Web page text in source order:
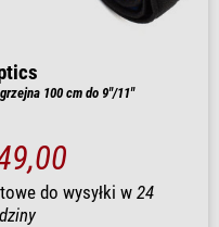
100 cm do 9"/11"
do wysyłki w 24